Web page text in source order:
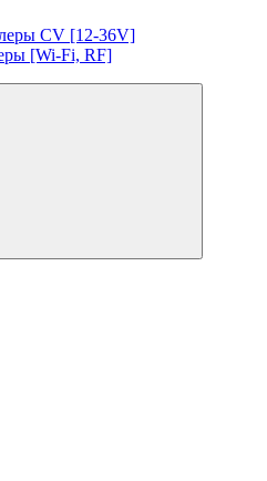
CV [12-36V]
[Wi-Fi, RF]